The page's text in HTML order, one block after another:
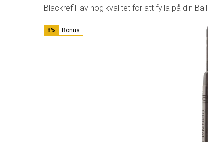
8% Bonus
Bläckrefill av hög kvalitet för att fylla på din